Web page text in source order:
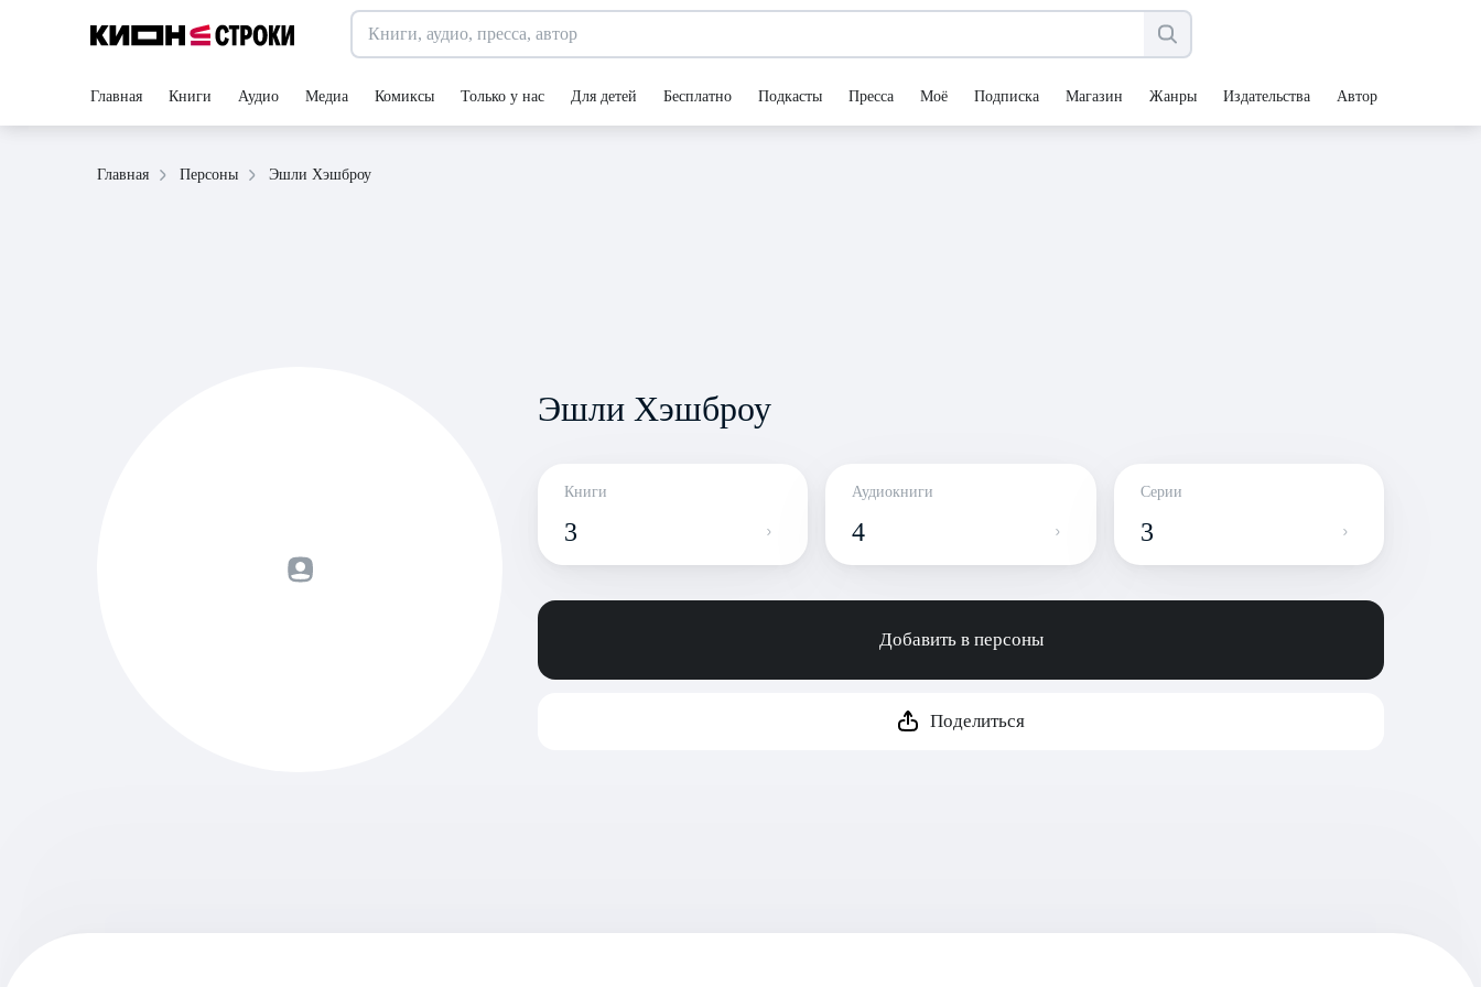
Главная Книги Аудио Медиа Комиксы Только у нас Для детей Бесплатно Подкасты Пресса Моё Подписка Магазин Жанры Издательства Авторы
Главная Персоны Эшли Хэшброу
Эшли Хэшброу
Книги
3
Аудиокниги
4
Серии
3
Добавить в персоны
Поделиться